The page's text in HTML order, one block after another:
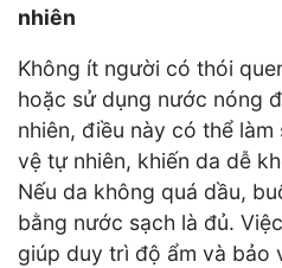
nhiên
Không ít người có thói
hoặc sử dụng nước nóng
nhiên, điều này có thể
vệ tự nhiên, khiến da dễ
Nếu da không quá dầu,
bằng nước sạch là đủ.
giúp duy trì độ ẩm và bảo